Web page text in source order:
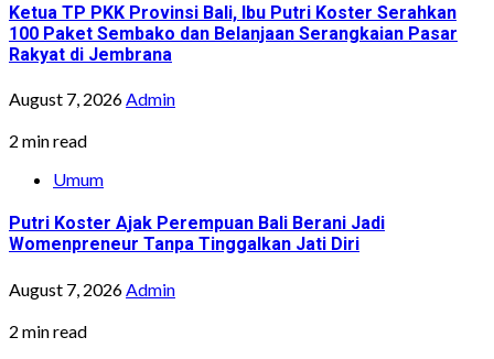
Ketua TP PKK Provinsi Bali, Ibu Putri Koster Serahkan
100 Paket Sembako dan Belanjaan Serangkaian Pasar
Rakyat di Jembrana
August 7, 2026Admin
2 min read
Umum
Putri Koster Ajak Perempuan Bali Berani Jadi
Womenpreneur Tanpa Tinggalkan Jati Diri
August 7, 2026 Admin
2 min read